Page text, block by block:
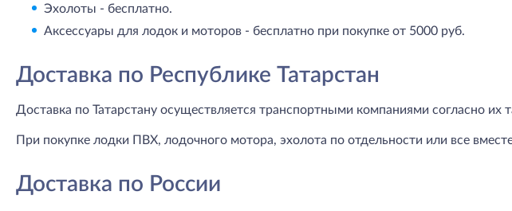
Эхолоты - бесплатно.
Аксессуары для лодок и моторов - бесплатно при покупке от 5000 руб.
Доставка по Республике Татарстан
Доставка по Татарстану осуществляется транспортными компаниями согласно их
При покупке лодки ПВХ, лодочного мотора, эхолота по отдельности или все
Доставка по России